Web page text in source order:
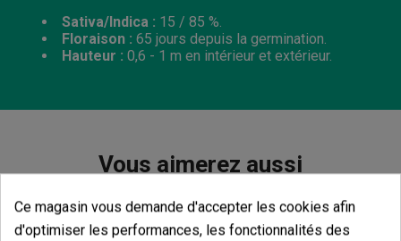
Sativa/Indica : 15 / 85 %.
Floraison : 65 jours depuis la germination.
Hauteur : 0,6 - 1 m en intérieur et extérieur.
Vous aimerez aussi
Ce magasin vous demande d'accepter les cookies afin
d'optimiser les performances, les fonctionnalités des